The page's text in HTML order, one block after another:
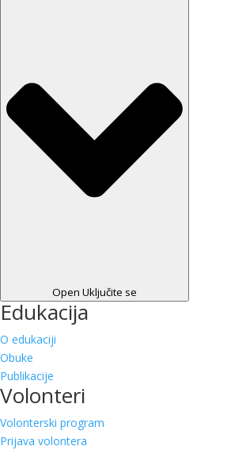
Open Uključite se
Edukacija
O edukaciji
Obuke
Publikacije
Volonteri
Volonterski program
Prijava volontera